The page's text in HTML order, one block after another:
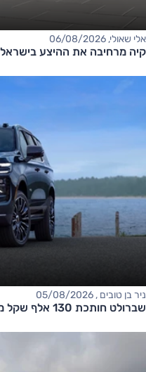
אלי שאולי, 06/08/2026
קיה מרחיבה את ההיצע
ניר בן טובים , 05/08/2026
שברולט חותכת 130 אלף שקל ממחיר הטאהו